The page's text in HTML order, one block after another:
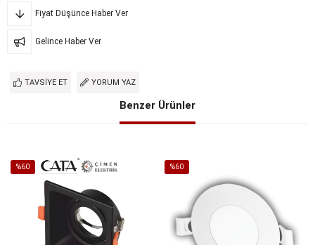
Fiyat Düşünce Haber Ver
Gelince Haber Ver
TAVSIYE ET YORUM YAZ
Benzer Ürünler
%60
%60İndirim
%60
%60İndirim